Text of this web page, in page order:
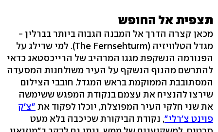
תצפית אל החופש
מכאן קצרה הדרך אל המבנה הגבוה ביותר בברלין -
מגדל הטלוויזיה (The Fernsehturm). למי שדילג על
הפנורמה הנשקפת מגגו המרהיב של הרייכסטאג כדאי
להתרשם מהנוף הנשקף על העיר משולחנות המסעדה
המסתובבת הממוקמת בראש המגדל. חובבי הצילום
שירצו להנציח את עצמם בנקודת המפגש ששימשה
את שני חלקי העיר המפוצלת, יוכלו לפקוד את "צ'ק
פוינט צ'רלי", נקודת הביקורת שכיכבה בלא מעט